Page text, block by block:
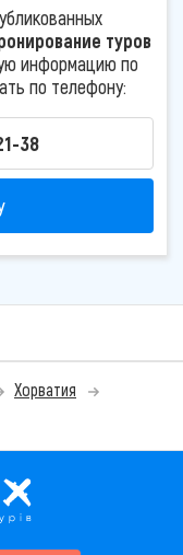
туров
информацию по
по телефону:
38
Хорватия